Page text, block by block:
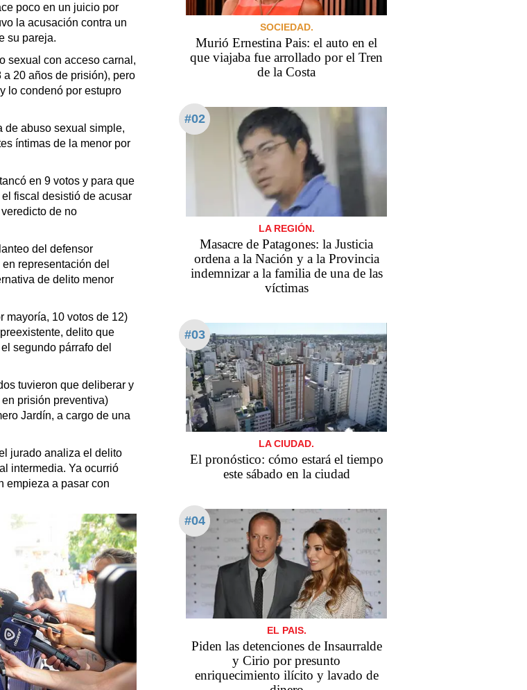
poco en un juicio por
la acusación contra un
su pareja.
sexual con acceso carnal,
20 años de prisión), pero
lo condenó por estupro
de abuso sexual simple,
íntimas de la menor por
en 9 votos y para que
fiscal desistió de acusar
de no
del defensor
representación del
de delito menor
mayoría, 10 votos de 12)
delito que
segundo párrafo del
tuvieron que deliberar y
prisión preventiva)
Jardín, a cargo de una
jurado analiza el delito
intermedia. Ya ocurrió
empieza a pasar con
SOCIEDAD.
Murió Ernestina Pais: el auto en el
que viajaba fue arrollado por el Tren
de la Costa
#02
LA REGIÓN.
Masacre de Patagones: la Justicia
ordena a la Nación y a la Provincia
indemnizar a la familia de una de las
víctimas
#03
LA CIUDAD.
El pronóstico: cómo estará el tiempo
este sábado en la ciudad
#04
EL PAIS.
Piden las detenciones de Insaurralde
y Cirio por presunto
enriquecimiento ilícito y lavado de